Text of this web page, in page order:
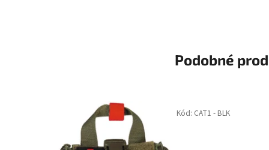
Podobné
Kód: CAT1 - BLK